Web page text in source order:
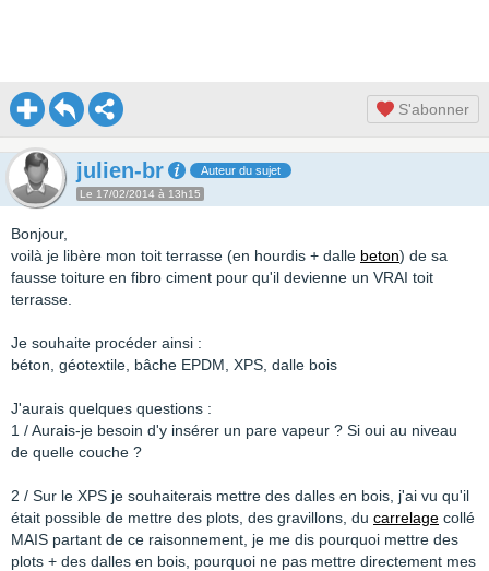
S'abonner
julien-br Auteur du sujet
Le 17/02/2014 à 13h15
Bonjour,
voilà je libère mon toit terrasse (en hourdis + dalle beton) de sa
fausse toiture en fibro ciment pour qu'il devienne un VRAI toit
terrasse.
Je souhaite procéder ainsi :
béton, géotextile, bâche EPDM, XPS, dalle bois
J'aurais quelques questions :
1 / Aurais-je besoin d'y insérer un pare vapeur ? Si oui au niveau
de quelle couche ?
2 / Sur le XPS je souhaiterais mettre des dalles en bois, j'ai vu qu'il
était possible de mettre des plots, des gravillons, du carrelage collé
MAIS partant de ce raisonnement, je me dis pourquoi mettre des
plots + des dalles en bois, pourquoi ne pas mettre directement mes